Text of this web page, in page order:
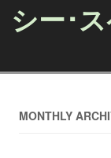
シー･
MONTHLY